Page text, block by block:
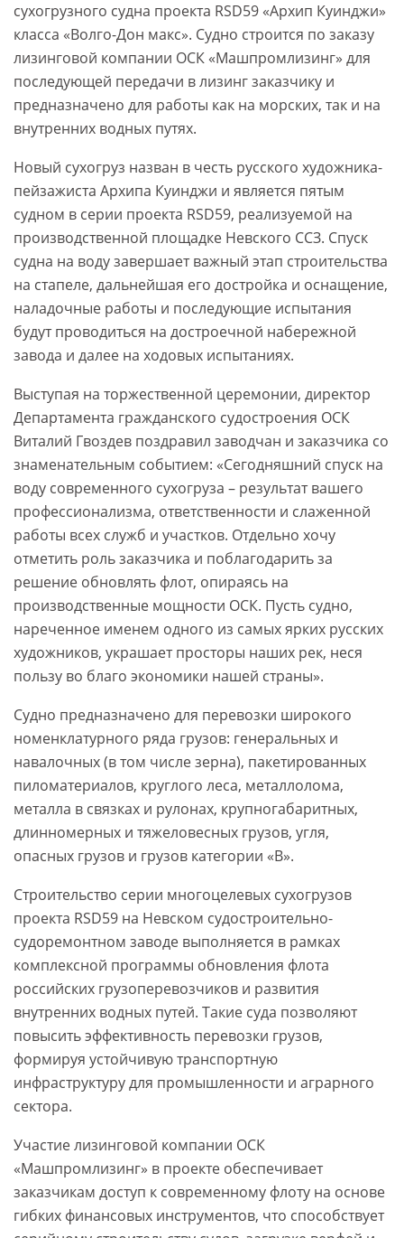
сухогрузного судна проекта RSD59 «Архип Куинджи»
класса «Волго-Дон макс». Судно строится по заказу
лизинговой компании ОСК «Машпромлизинг» для
последующей передачи в лизинг заказчику и
предназначено для работы как на морских, так и на
внутренних водных путях.
Новый сухогруз назван в честь русского художника-
пейзажиста Архипа Куинджи и является пятым
судном в серии проекта RSD59, реализуемой на
производственной площадке Невского ССЗ. Спуск
судна на воду завершает важный этап строительства
на стапеле, дальнейшая его достройка и оснащение,
наладочные работы и последующие испытания
будут проводиться на достроечной набережной
завода и далее на ходовых испытаниях.
Выступая на торжественной церемонии, директор
Департамента гражданского судостроения ОСК
Виталий Гвоздев поздравил заводчан и заказчика со
знаменательным событием: «Сегодняшний спуск на
воду современного сухогруза – результат вашего
профессионализма, ответственности и слаженной
работы всех служб и участков. Отдельно хочу
отметить роль заказчика и поблагодарить за
решение обновлять флот, опираясь на
производственные мощности ОСК. Пусть судно,
нареченное именем одного из самых ярких русских
художников, украшает просторы наших рек, неся
пользу во благо экономики нашей страны».
Судно предназначено для перевозки широкого
номенклатурного ряда грузов: генеральных и
навалочных (в том числе зерна), пакетированных
пиломатериалов, круглого леса, металлолома,
металла в связках и рулонах, крупногабаритных,
длинномерных и тяжеловесных грузов, угля,
опасных грузов и грузов категории «В».
Строительство серии многоцелевых сухогрузов
проекта RSD59 на Невском судостроительно-
судоремонтном заводе выполняется в рамках
комплексной программы обновления флота
российских грузоперевозчиков и развития
внутренних водных путей. Такие суда позволяют
повысить эффективность перевозки грузов,
формируя устойчивую транспортную
инфраструктуру для промышленности и аграрного
сектора.
Участие лизинговой компании ОСК
«Машпромлизинг» в проекте обеспечивает
заказчикам доступ к современному флоту на основе
гибких финансовых инструментов, что способствует